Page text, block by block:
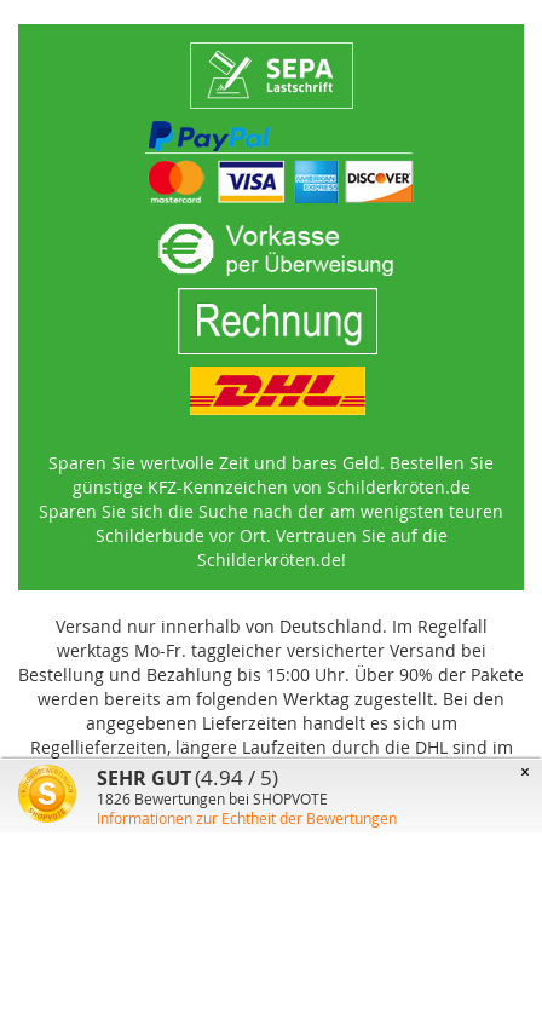
Sparen Sie wertvolle Zeit und bares Geld. Bestellen Sie
günstige KFZ-Kennzeichen von Schilderkröten.de
Sparen Sie sich die Suche nach der am wenigsten teuren
Schilderbude vor Ort. Vertrauen Sie auf die
Schilderkröten.de!
Versand nur innerhalb von Deutschland. Im Regelfall
werktags Mo-Fr. taggleicher versicherter Versand bei
Bestellung und Bezahlung bis 15:00 Uhr. Über 90% der Pakete
werden bereits am folgenden Werktag zugestellt. Bei den
angegebenen Lieferzeiten handelt es sich um
Regellieferzeiten, längere Laufzeiten durch die DHL sind im
Einzelfall möglich und können von uns nicht beeinflusst
werden.
×
SEHR GUT(4.94 / 5)
1826 Bewertungen bei SHOPVOTE
Informationen zur Echtheit der Bewertungen